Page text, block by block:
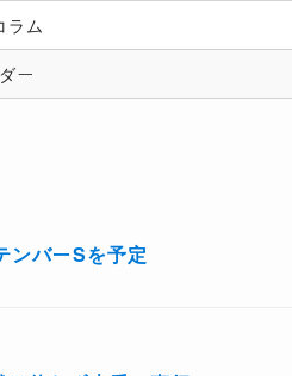
ラム
ー
ンバーSを予定